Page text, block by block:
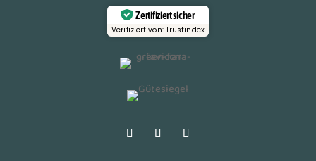
Zertifiziert sicher
Verifiziert von: Trustindex